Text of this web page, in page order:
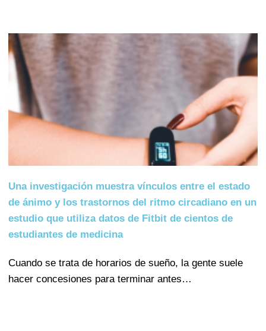
Una investigación muestra vínculos entre el estado
de ánimo y los trastornos del ritmo circadiano en un
estudio que utiliza datos de Fitbit de cientos de
estudiantes de medicina
Cuando se trata de horarios de sueño, la gente suele
hacer concesiones para terminar antes…